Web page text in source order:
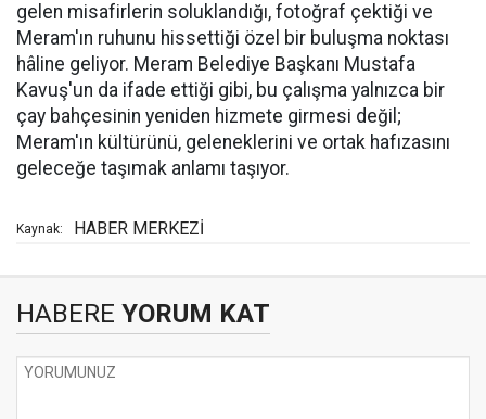
gelen misafirlerin soluklandığı, fotoğraf çektiği ve
Meram'ın ruhunu hissettiği özel bir buluşma noktası
hâline geliyor. Meram Belediye Başkanı Mustafa
Kavuş'un da ifade ettiği gibi, bu çalışma yalnızca bir
çay bahçesinin yeniden hizmete girmesi değil;
Meram'ın kültürünü, geleneklerini ve ortak hafızasını
geleceğe taşımak anlamı taşıyor.
Kaynak: HABER MERKEZİ
HABERE YORUM KAT